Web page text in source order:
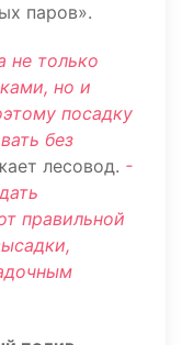
паров».
не только
но и
посадку
без
лесовод. -
правильной